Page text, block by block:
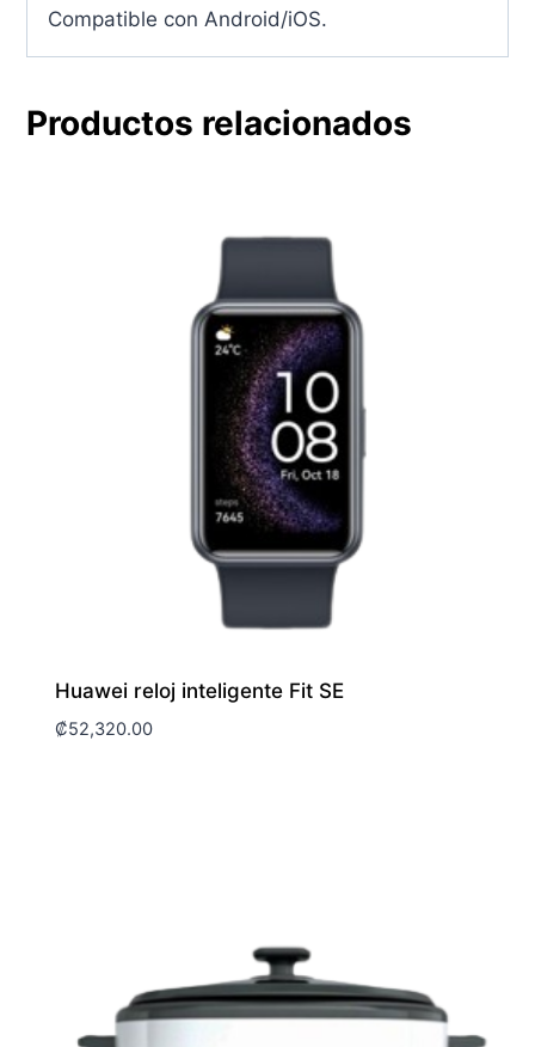
Compatible con Android/iOS.
Productos relacionados
Huawei reloj inteligente Fit SE
₡52,320.00